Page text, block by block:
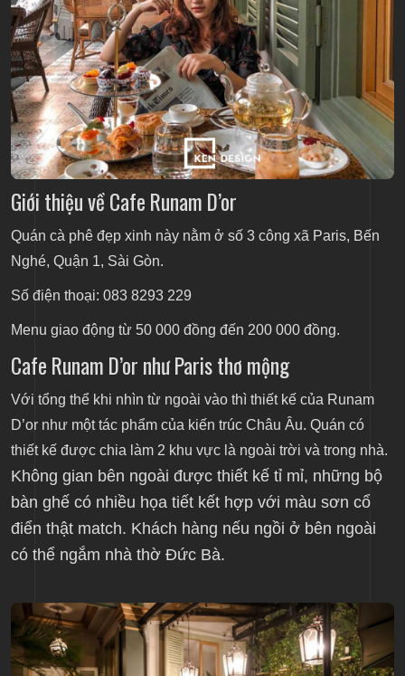
Giới thiệu về Cafe Runam D’or
Quán cà phê đẹp xinh này nằm ở số 3 công xã Paris, Bến
Nghé, Quận 1, Sài Gòn.
Số điện thoại: 083 8293 229
Menu giao động từ 50 000 đồng đến 200 000 đồng.
Cafe Runam D’or như Paris thơ mộng
Với tổng thể khi nhìn từ ngoài vào thì thiết kế của Runam
D’or như một tác phẩm của kiến trúc Châu Âu. Quán có
thiết kế được chia làm 2 khu vực là ngoài trời và trong nhà.
Không gian bên ngoài được thiết kế tỉ mỉ, những bộ
bàn ghế có nhiều họa tiết kết hợp với màu sơn cổ
điển thật match. Khách hàng nếu ngồi ở bên ngoài
có thể ngắm nhà thờ Đức Bà.